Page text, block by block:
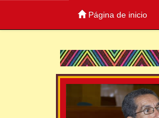
Página de inicio